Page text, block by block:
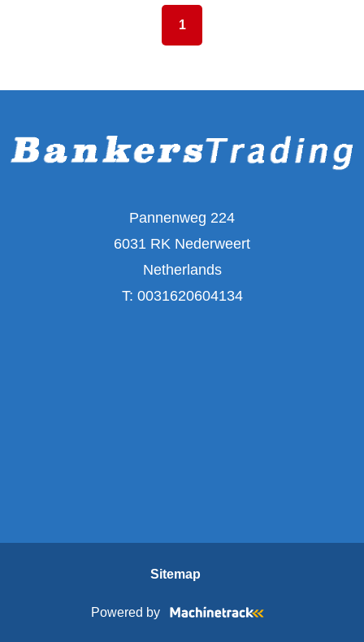
1
Pannenweg 224
6031 RK Nederweert
Netherlands
T: 0031620604134
Sitemap
Powered by